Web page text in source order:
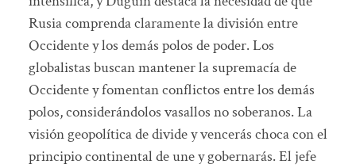
Rusia comprenda claramente la división entre
Occidente y los demás polos de poder. Los
globalistas buscan mantener la supremacía de
Occidente y fomentan conflictos entre los demás
polos, considerándolos vasallos no soberanos. La
visión geopolítica de divide y vencerás choca con el
principio continental de une y gobernarás. El jefe